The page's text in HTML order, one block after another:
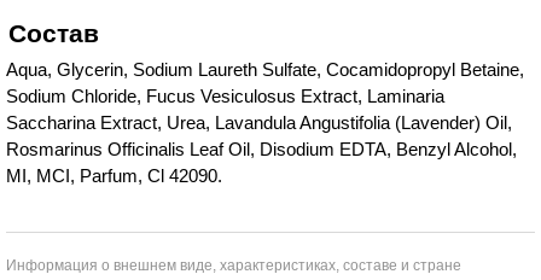
Состав
Aqua, Glycerin, Sodium Laureth Sulfate, Cocamidopropyl Betaine,
Sodium Chloride, Fucus Vesiculosus Extract, Laminaria
Saccharina Extract, Urea, Lavandula Angustifolia (Lavender) Oil,
Rosmarinus Officinalis Leaf Oil, Disodium EDTA, Benzyl Alcohol,
MI, MCI, Parfum, Cl 42090.
Информация о внешнем виде, характеристиках, составе и стране